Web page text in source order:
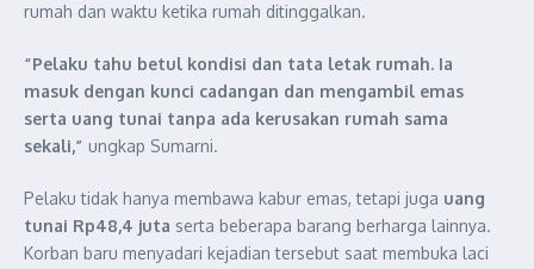
rumah dan waktu ketika rumah ditinggalkan.
“Pelaku tahu betul kondisi dan tata letak rumah. Ia
masuk dengan kunci cadangan dan mengambil emas
serta uang tunai tanpa ada kerusakan rumah sama
sekali,” ungkap Sumarni.
Pelaku tidak hanya membawa kabur emas, tetapi juga uang
tunai Rp48,4 juta serta beberapa barang berharga lainnya.
Korban baru menyadari kejadian tersebut saat membuka laci